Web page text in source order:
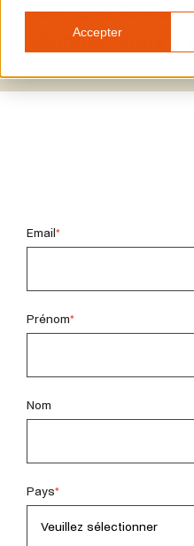
Accepter
Parc des
abonnez-vous à
Email *
Prénom*
Nom
Pays*